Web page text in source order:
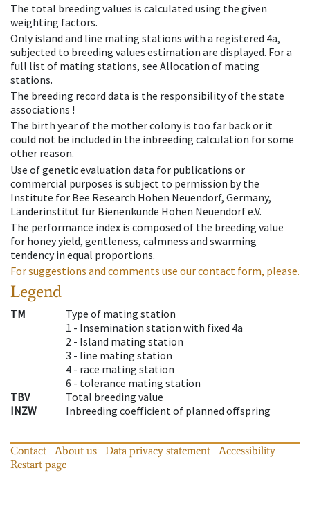
The total breeding values is calculated using the given
weighting factors.
Only island and line mating stations with a registered 4a,
subjected to breeding values estimation are displayed. For a
full list of mating stations, see Allocation of mating
stations.
The breeding record data is the responsibility of the state
associations !
The birth year of the mother colony is too far back or it
could not be included in the inbreeding calculation for some
other reason.
Use of genetic evaluation data for publications or
commercial purposes is subject to permission by the
Institute for Bee Research Hohen Neuendorf, Germany,
Länderinstitut für Bienenkunde Hohen Neuendorf e.V.
The performance index is composed of the breeding value
for honey yield, gentleness, calmness and swarming
tendency in equal proportions.
For suggestions and comments use our contact form, please.
Legend
TM
Type of mating station
1 - Insemination station with fixed 4a
2 - Island mating station
3 - line mating station
4 - race mating station
6 - tolerance mating station
TBV
Total breeding value
INZW
Inbreeding coefficient of planned offspring
Contact About us Data privacy statement
Accessibility
Restart page